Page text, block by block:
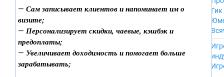
— Сам записывает клиентов и напоминает им о
визите;
— Персонализирует скидки, чаевые, кэшбэк и
предоплаты;
— Увеличивает доходимость и помогает больше
зарабатывать;
iPhone, iPod,
MacOS
NES
Гик